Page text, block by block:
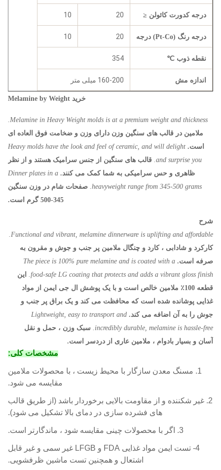
درجه کدورت کائولن ≤ 20
10
درجه رنگ (Pt-Co) درجه 20
10
نقطه ذوب ℃ 354
اندازه مش 160-200 میلی متر
خرید Melamine by Weight
Melamine in Heavy Weight molds is at a premium weight and thickness.
ملامین در قالب های سنگین وزن دارای وزن و ضخامت فوق العاده ای
است. Heavy molds have the look and feel of ceramic, and will delight
and surprise you. قالب های سنگین از جنس سرامیک هستند و از نظر
ظاهری و حس سرامیکی به شما کمک می کنند. Dinner plates in a
heavyweight range from 345-500 grams. صفحات شام در وزن سنگین
345-500 گرم است.
شرح
Functional and vibrant, melamine dinnerware is uplifting and affordable.
کارکرد و شادابی ، کارد و چنگال ملامین پر جنب و جوش و مقرون به
صرفه است. The piece is 100% pure melamine and is coated with a
food-safe LG coating that protects and adds a vibrant gloss finish.
این
قطعه 100٪ ملامین خالص است و با یک پوشش ال جی ایمن از مواد
غذایی پوشانده شده است که محافظت می کند و یک براق پر جنب و
جوش را به آن اضافه می کند. Lightweight, easy to transport and
incredibly durable, melamine is hassle-free.
سبک وزن ، حمل و نقل
آسان و بسیار بادوام ، ملامین عاری از دردسر است.
مشخصات کلی:
1. م
سنگ معدن سازگار با محیط زیست ، با محصولات ملامین
مقایسه می شود.
2. غیر شکننده و از مقاومت بالایی برخوردار باشد (از طریق قالب
های فشرده سازی در دمای بالا تشکیل می شود).
3. اگر با محصولات چینی مقایسه شود ، ماندگارتر است.
4- تست ایمن مواد غذایی FDA و LFGB غیر سمی و غیر قابل
اشتعال و همچنین تست ماشین ظرفشویی.